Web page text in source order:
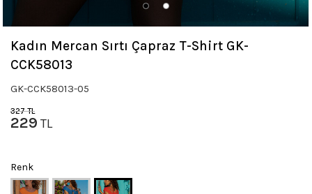
Kadın Mercan Sırtı Çapraz T-Shirt GK-
CCK58013
GK-CCK58013-05
327TL
229 TL
Renk